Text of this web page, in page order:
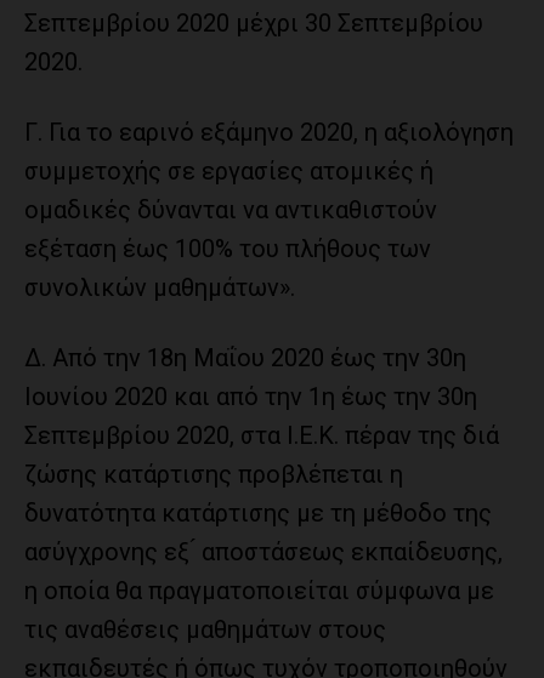
Σεπτεμβρίου 2020 μέχρι 30 Σεπτεμβρίου
2020.
Γ. Για το εαρινό εξάμηνο 2020, η αξιολόγηση
συμμετοχής σε εργασίες ατομικές ή
ομαδικές δύνανται να αντικαθιστούν
εξέταση έως 100% του πλήθους των
συνολικών μαθημάτων».
Δ. Από την 18η Μαΐου 2020 έως την 30η
Ιουνίου 2020 και από την 1η έως την 30η
Σεπτεμβρίου 2020, στα Ι.Ε.Κ. πέραν της διά
ζώσης κατάρτισης προβλέπεται η
δυνατότητα κατάρτισης με τη μέθοδο της
ασύγχρονης εξ ́ αποστάσεως εκπαίδευσης,
η οποία θα πραγματοποιείται σύμφωνα με
τις αναθέσεις μαθημάτων στους
εκπαιδευτές ή όπως τυχόν τροποποιηθούν